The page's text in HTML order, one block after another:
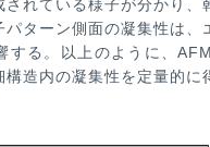
されている様子が分かり、
パターン側面の凝集性は、
する。以上のように、
構造内の凝集性を定量的に